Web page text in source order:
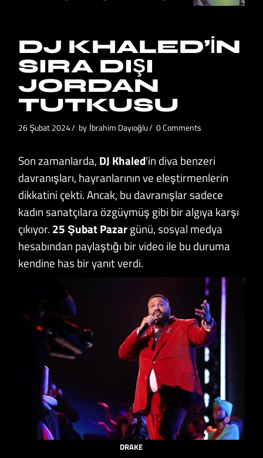
DJ KHALED’IN
SIRA DIŞI
JORDAN
TUTKUSU
26 Şubat 2024 by İbrahim Dayıoğlu 0 Comments
Son zamanlarda, DJ Khaled‘in diva benzeri
davranışları, hayranlarının ve eleştirmenlerin
dikkatini çekti. Ancak, bu davranışlar sadece
kadın sanatçılara özgüymüş gibi bir algıya karşı
çıkıyor. 25 Şubat Pazargünü, sosyal medya
hesabından paylaştığı bir video ile bu duruma
kendine has bir yanıt verdi.
DRAKE